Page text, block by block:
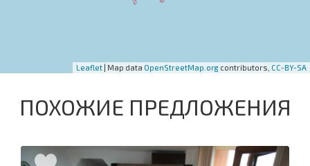
Leaflet | Map data OpenStreetMap.org contributors, CC-BY-SA
ПОХОЖИЕ ПРЕДЛОЖЕНИЯ